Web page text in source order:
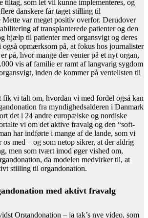
som let vil kunne implementeres, og
danskere får taget stilling til
var meget positiv overfor. Derudover
af transplanterede patienter og den
hjælp til patienter med organsvigt og deres
opmærksom på, at fokus hos journalister
på, hvor mange der venter på et nyt organ,
vis af familie er ramt af langvarig sygdom
inden de kommer på ventelisten til
fik vi talt om, hvordan vi med fordel også kan
fra myndighedsalderen i Danmark
det i 24 andre europæiske og nordiske
vi om det aktive fravalg og den “soft-
har indførte i mange af de lande, som vi
os med – og som netop sikrer, at der aldrig
men som tvært imod øger vished om,
da modelen medvirker til, at
stilling til organdonation.
med aktivt fravalg
Organdonation – ja tak’s nye video, som